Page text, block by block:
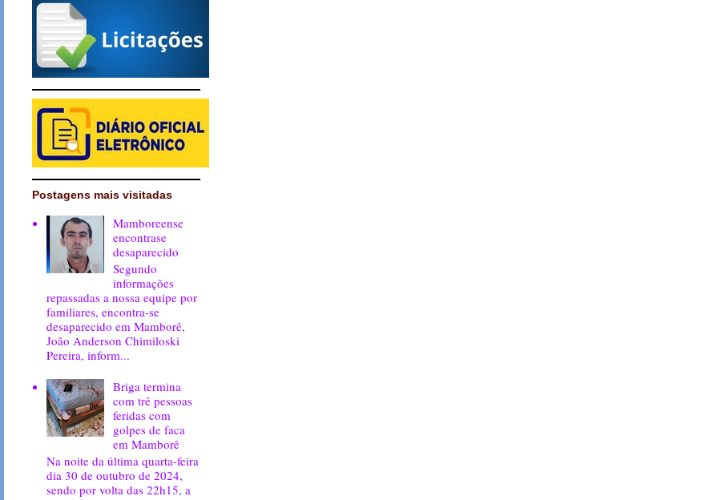
Postagens mais visitadas
Mamboreense
encontrase
desaparecido
Segundo
informações
repassadas a nossa equipe por
familiares, encontra-se
desaparecido em Mamborê,
João Anderson Chimiloski
Pereira, inform...
Briga termina
com trê pessoas
feridas com
golpes de faca
em Mamborê
Na noite da última quarta-feira
dia 30 de outubro de 2024,
sendo por volta das 22h15, a